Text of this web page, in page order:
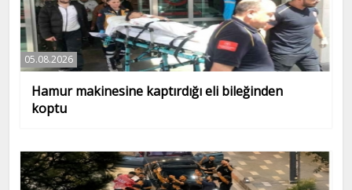
05.08.2026
Hamur makinesine kaptırdığı eli bileğinden
koptu